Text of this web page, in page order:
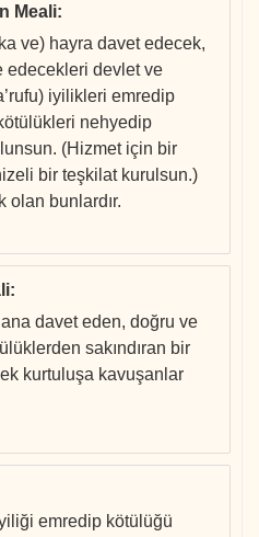
Meali:
ve) hayra davet edecek,
edecekleri devlet ve
iyilikleri emredip
nehyedip
(Hizmet için bir
bir teşkilat kurulsun.)
olan bunlardır.
:
davet eden, doğru ve
sakındıran bir
kurtuluşa kavuşanlar
emredip kötülüğü